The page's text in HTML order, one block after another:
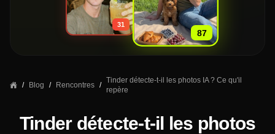
31
87
/ Blog / Rencontres /
Tinder détecte-t-il les photos IA ? Ce qu'il
repère
Tinder détecte-t-il les photos